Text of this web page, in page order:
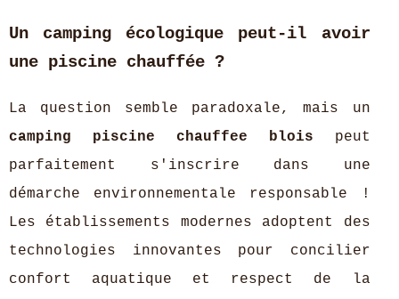
Un camping écologique peut-il avoir
une piscine chauffée ?
La question semble paradoxale, mais un
camping piscine chauffee blois peut
parfaitement s'inscrire dans une
démarche environnementale responsable !
Les établissements modernes adoptent des
technologies innovantes pour concilier
confort aquatique et respect de la